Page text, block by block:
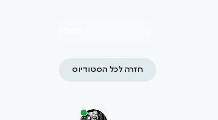
חזרה לכל הסטודיוס